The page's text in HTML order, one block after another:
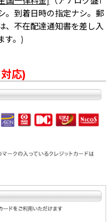
。到着日時の指定ナシ。郵
、不在配達通知書を差し入
す。)
応)